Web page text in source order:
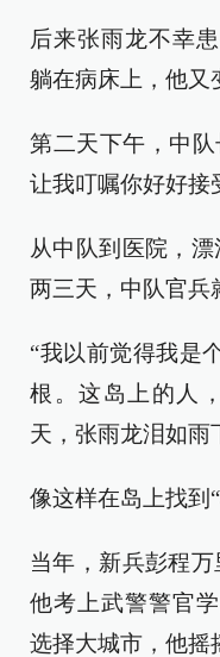
后来张雨龙不幸
躺在病床上，他又
第二天下午，中
让我叮嘱你好好接
从中队到医院，
两三天，中队官兵
“我以前觉得我是
根。这岛上的人
天，张雨龙泪如雨
像这样在岛上找到
当年，新兵彭程万
他考上武警警官
选择大城市，他摇